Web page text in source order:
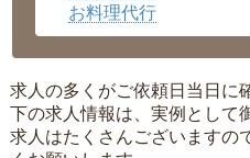
お料理代行
求人の多くがご依頼日当日に
下の求人情報は、実例として
求人はたくさんございますの